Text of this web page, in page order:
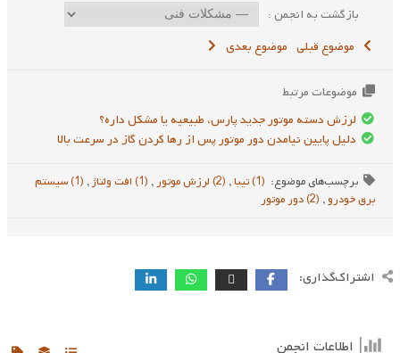
بازگشت به انجمن :
موضوع قبلی موضوع بعدی
موضوعات مرتبط
لرزش دسته موتور جدید پارس، طبیعیه یا مشکل داره؟
دلیل پایین نیامدن دور موتور پس از رها کردن گاز در سرعت بالا
برچسب‌های موضوع: (1) تیبا , (2) لرزش موتور , (1) افت ولتاژ ,
(1) سیستم
برق خودرو, (2) دور موتور
اشتراک‌گذاری:
اطلاعات انجمن